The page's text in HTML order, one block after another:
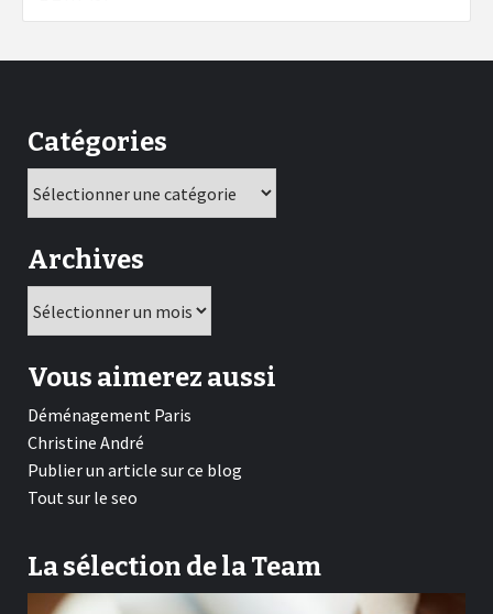
Catégories
Archives
Vous aimerez aussi
Déménagement Paris
Christine André
Publier un article sur ce blog
Tout sur le seo
La sélection de la Team